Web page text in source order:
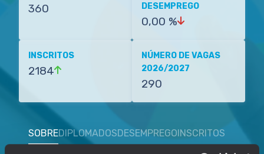
360
DESEMPREGO
0,00 %
INSCRITOS
2184
NÚMERO DE VAGAS
2026/2027
290
SOBREDIPLOMADOSDESEMPREGOINSCRITOS